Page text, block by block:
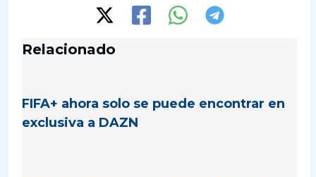
Relacionado
FIFA+ ahora solo se puede encontrar en
exclusiva a DAZN